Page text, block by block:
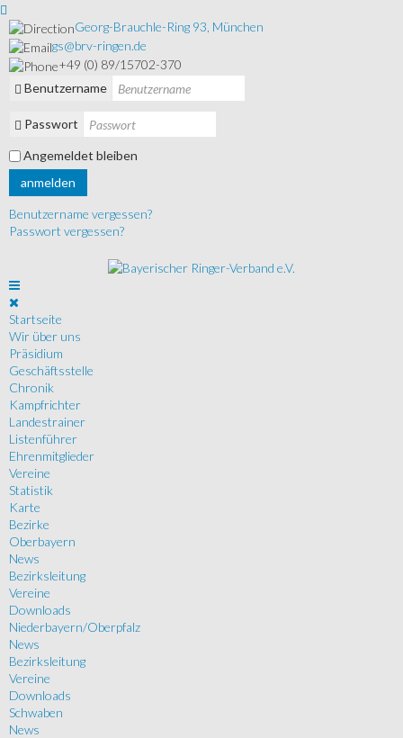
Georg-Brauchle-Ring 93, München
gs@brv-ringen.de
+49 (0) 89/15702-370
Benutzername
Passwort
Angemeldet bleiben
anmelden
Benutzername vergessen?
Passwort vergessen?
Startseite
Wir über uns
Präsidium
Geschäftsstelle
Chronik
Kampfrichter
Landestrainer
Listenführer
Ehrenmitglieder
Vereine
Statistik
Karte
Bezirke
Oberbayern
News
Bezirksleitung
Vereine
Downloads
Niederbayern/Oberpfalz
News
Bezirksleitung
Vereine
Downloads
Schwaben
News